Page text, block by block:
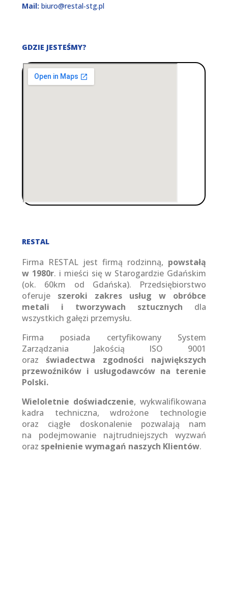
Mail: biuro@restal‑stg.pl
GDZIE JESTEŚMY?
RESTAL
Firma RESTAL jest firmą rodzinną, powstałą
w 1980r. i mieści się w Starogardzie Gdańskim
(ok. 60km od Gdańska). Przedsiębiorstwo
oferuje szeroki zakres usług w obróbce
metali i tworzywach sztucznych dla
wszystkich gałęzi przemysłu.
Firma posiada certyfikowany System
Zarządzania Jakością ISO 9001
orazświadectwa zgodności największych
przewoźników i usługodawców na terenie
Polski.
Wieloletnie doświadczenie, wykwalifikowana
kadra techniczna, wdrożone technologie
oraz ciągłe doskonalenie pozwalają nam
na podejmowanie najtrudniejszych wyzwań
oraz spełnienie wymagań naszych Klientów.